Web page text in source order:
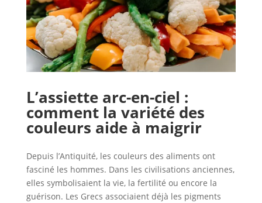
L’assiette arc-en-ciel :
comment la variété des
couleurs aide à maigrir
Depuis l’Antiquité, les couleurs des aliments ont
fasciné les hommes. Dans les civilisations anciennes,
elles symbolisaient la vie, la fertilité ou encore la
guérison. Les Grecs associaient déjà les pigments